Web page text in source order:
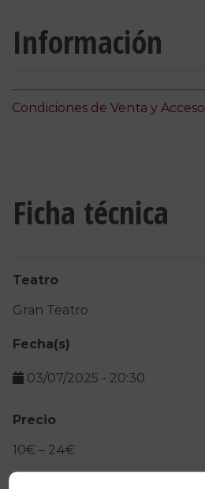
Información
Condiciones de Venta y Acceso
Ficha técnica
Teatro
Gran Teatro
Fecha(s)
03/07/2025 - 20:30
Precio
10€ – 24€